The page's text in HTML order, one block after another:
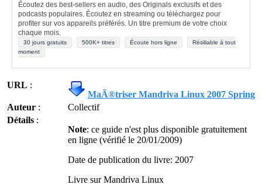
Écoutez des best-sellers en audio, des Originals exclusifs et des
podcasts populaires. Écoutez en streaming ou téléchargez pour
profiter sur vos appareils préférés. Un titre premium de votre choix
chaque mois.
30 jours gratuits 500K+ titres Écoute hors ligne
Résiliable à tout
moment
URL :
MaÃ®triser Mandriva Linux 2007 Spring
Auteur :
Collectif
Détails :
Note: ce guide n'est plus disponible gratuitement
en ligne (vérifié le 20/01/2009)
Date de publication du livre: 2007
Livre sur Mandriva Linux